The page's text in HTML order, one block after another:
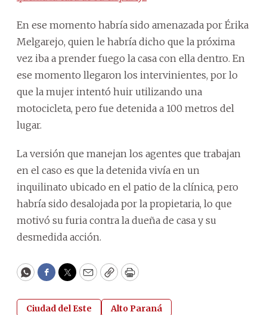
En ese momento habría sido amenazada por Érika
Melgarejo, quien le habría dicho que la próxima
vez iba a prender fuego la casa con ella dentro. En
ese momento llegaron los intervinientes, por lo
que la mujer intentó huir utilizando una
motocicleta, pero fue detenida a 100 metros del
lugar.
La versión que manejan los agentes que trabajan
en el caso es que la detenida vivía en un
inquilinato ubicado en el patio de la clínica, pero
habría sido desalojada por la propietaria, lo que
motivó su furia contra la dueña de casa y su
desmedida acción.
WhatsApp
Facebook
Twitter
EmailCopyPrint
Ciudad del Este Alto Paraná